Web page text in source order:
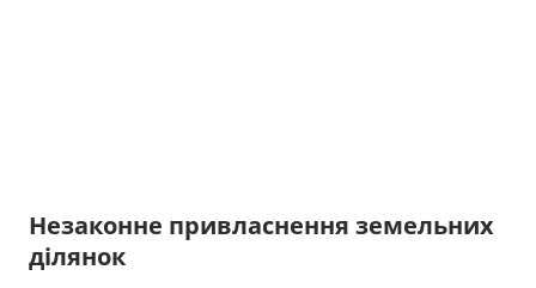
Незаконне привласнення земельних
ділянок